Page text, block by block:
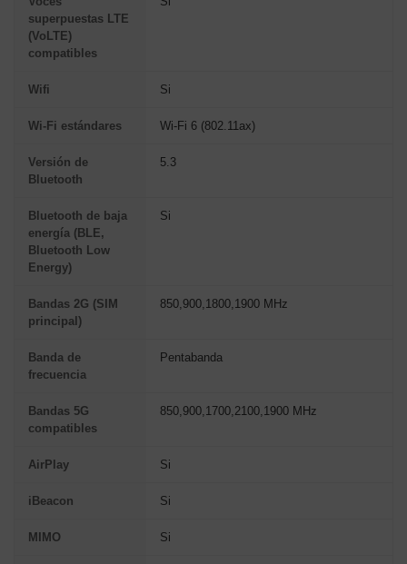
superpuestas LTE
(VoLTE)
compatibles
Wifi Si
Wi-Fi estándares Wi-Fi 6 (802.11ax)
Versión de
Bluetooth
5.3
Bluetooth de baja
energía (BLE,
Bluetooth Low
Energy)
Si
Bandas 2G (SIM
principal)
850,900,1800,1900 MHz
Banda de
frecuencia
Pentabanda
Bandas 5G
compatibles
850,900,1700,2100,1900 MHz
AirPlay Si
iBeacon Si
MIMO Si